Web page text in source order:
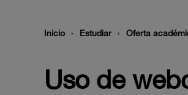
Inicio Estudiar Oferta
Uso de